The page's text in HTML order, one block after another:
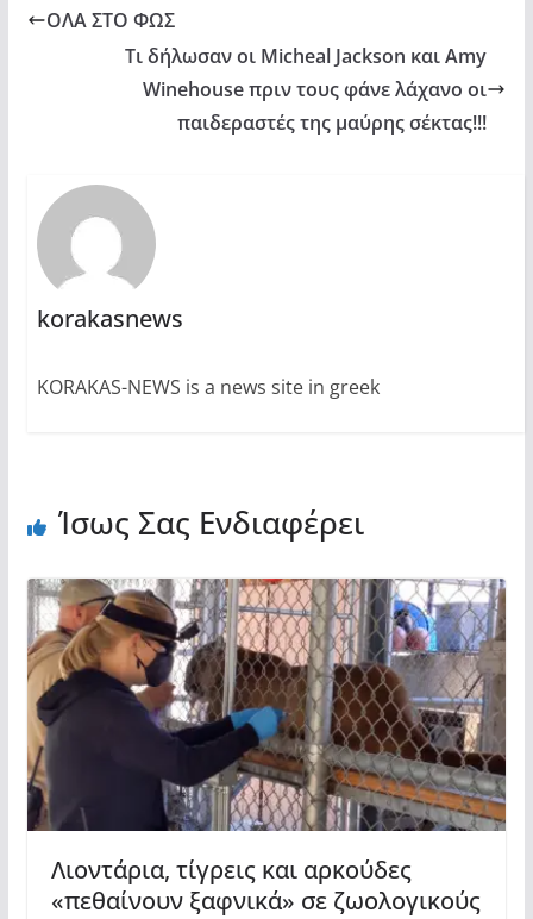
ΟΛΑ ΣΤΟ ΦΩΣ
Τι δήλωσαν οι Micheal Jackson και Amy
Winehouse πριν τους φάνε λάχανο οι
παιδεραστές της μαύρης σέκτας!!!
korakasnews
KORAKAS-NEWS is a news site in greek
Ίσως Σας Ενδιαφέρει
Λιοντάρια, τίγρεις και αρκούδες
«πεθαίνουν ξαφνικά» σε ζωολογικούς